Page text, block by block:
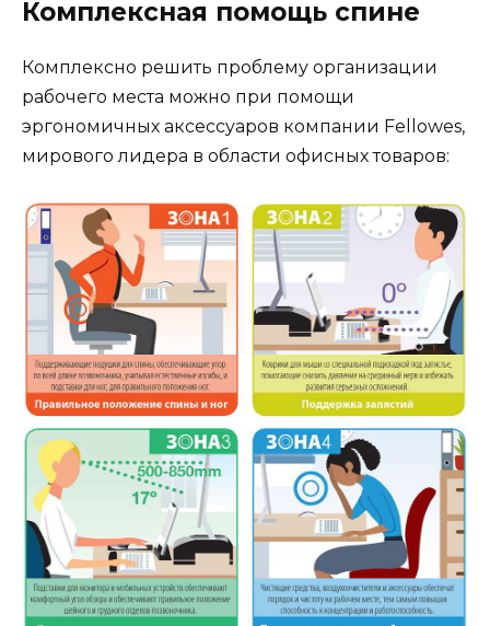
Комплексная помощь спине
Комплексно решить проблему организации
рабочего места можно при помощи
эргономичных аксессуаров компании Fellowes,
мирового лидера в области офисных товаров: